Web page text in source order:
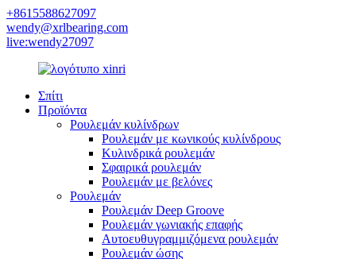
+8615588627097
wendy@xrlbearing.com
live:wendy27097
Σπίτι
Προϊόντα
Ρουλεμάν κυλίνδρων
Ρουλεμάν με κωνικούς κυλίνδρους
Κυλινδρικά ρουλεμάν
Σφαιρικά ρουλεμάν
Ρουλεμάν με βελόνες
Ρουλεμάν
Ρουλεμάν Deep Groove
Ρουλεμάν γωνιακής επαφής
Αυτοευθυγραμμιζόμενα ρουλεμάν
Ρουλεμάν ώσης